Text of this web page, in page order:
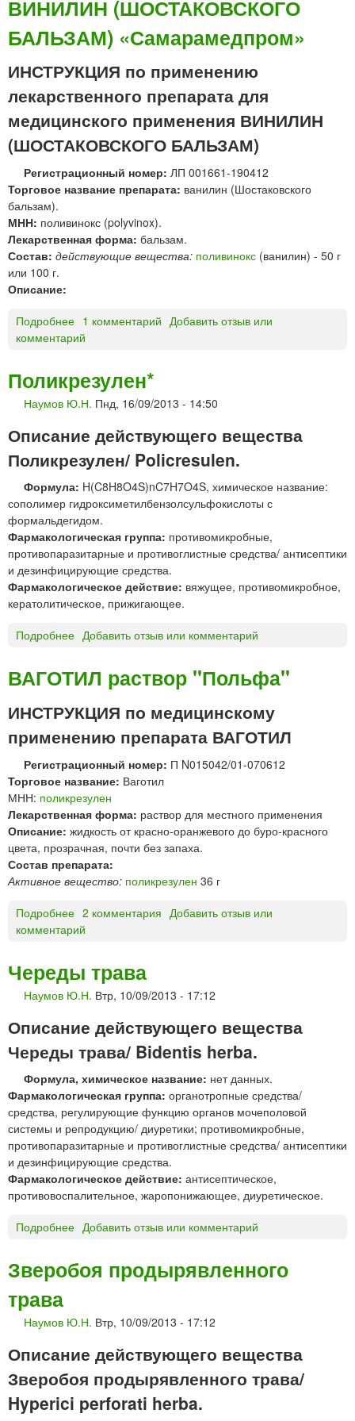
а
р
а
-
Р
е
к
о
р
а
т
Т
А
Б
А
К
Т
®
к
а
л
и
л
а
з
ВИНИЛИН (ШОСТАКОВСКОГО
БАЛЬЗАМ) «Самарамедпром»
ИНСТРУКЦИЯ по применению
лекарственного препарата для
медицинского применения ВИНИЛИН
(ШОСТАКОВСКОГО БАЛЬЗАМ)
Регистрационный номер: ЛП 001661-190412
Торговое название препарата: ванилин (Шостаковского
бальзам).
МНН: поливинокс (polyvinox).
Лекарственная форма: бальзам.
Состав: действующие вещества: поливинокс (ванилин) - 50 г
или 100 г.
Описание:
Подробнее
В
И
Л
Н
Ш
О
С
Т
А
К
О
В
С
О
О
Б
Л
Ь
А
М
)
«
С
а
м
а
м
д
р
м
»
1 комментарий Добавить отзыв или
комментарий
Поликрезулен*
Наумов Ю.Н. Пнд, 16/09/2013 - 14:50
Описание действующего вещества
Поликрезулен/ Policresulen.
Формула: H(C8H8O4S)nC7H7O4S, химическое название:
сополимер гидроксиметилбензолсульфокислоты с
формальдегидом.
Фармакологическая группа: противомикробные,
противопаразитарные и противоглистные средства/ антисептики
и дезинфицирующие средства.
Фармакологическое действие: вяжущее, противомикробное,
кератолитическое, прижигающее.
Подробнее
о
л
к
р
з
у
л
е
н
*
Добавить отзыв или комментарий
ВАГОТИЛ раствор "Польфа"
ИНСТРУКЦИЯ по медицинскому
применению препарата ВАГОТИЛ
Регистрационный номер: П N015042/01-070612
Торговое название: Ваготил
МНН: поликрезулен
Лекарственная форма: раствор для местного применения
Описание: жидкость от красно-оранжевого до буро-красного
цвета, прозрачная, почти без запаха.
Состав препарата:
Активное вещество: поликрезулен 36 г
Подробнее
В
О
Т
Л
с
т
в
о
р
"
П
о
а
"
2 комментария Добавить отзыв или
комментарий
Череды трава
Наумов Ю.Н. Втр, 10/09/2013 - 17:12
Описание действующего вещества
Череды трава/ Bidentis herba.
Формула, химическое название: нет данных.
Фармакологическая группа: органотропные средства/
средства, регулирующие функцию органов мочеполовой
системы и репродукцию/ диуретики; противомикробные,
противопаразитарные и противоглистные средства/ антисептики
и дезинфицирующие средства.
Фармакологическое действие: антисептическое,
противовоспалительное, жаропонижающее, диуретическое.
Подробнее
е
р
ы
р
а
а
Добавить отзыв или комментарий
Зверобоя продырявленного
трава
Наумов Ю.Н. Втр, 10/09/2013 - 17:12
Описание действующего вещества
Зверобоя продырявленного трава/
Hyperici perforati herba.